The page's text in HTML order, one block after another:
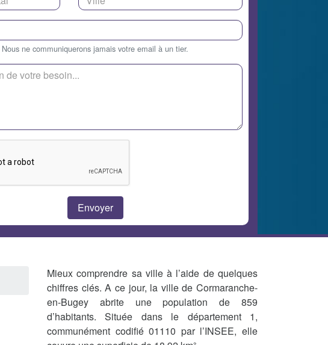
Nous ne communiquerons jamais votre email à un tier.
Mieux comprendre sa ville à l’aide de quelques
chiffres clés. A ce jour, la ville de Cormaranche-
en-Bugey abrite une population de 859
d’habitants. Située dans le département 1,
communément codifié 01110 par l’INSEE, elle